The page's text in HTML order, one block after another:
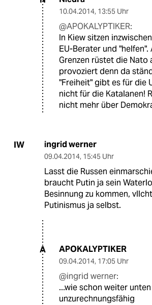
10.04.2014, 13:55 Uhr
@APOKALYPTIKER:
In Kiew sitzen
EU-Berater und "helfen".
Grenzen rüstet die Nato
provoziert denn da
"Freiheit" gibt es für die
nicht für die Katalanen!
nicht mehr über
IW ingrid werner
09.04.2014, 15:45 Uhr
Lasst die Russen
braucht Putin ja sein
Besinnung zu kommen,
Putinismus ja selbst.
A APOKALYPTIKER
09.04.2014, 17:05 Uhr
@ingrid werner:
...wie schon weiter unten
unzurechnungsfähig